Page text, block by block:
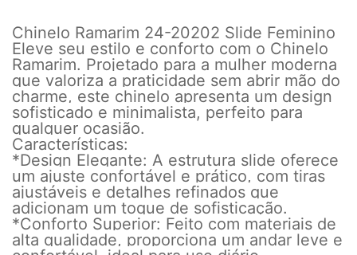
Chinelo Ramarim 24-20202 Slide Feminino
Eleve seu estilo e conforto com o Chinelo
Ramarim. Projetado para a mulher moderna
que valoriza a praticidade sem abrir mão do
charme, este chinelo apresenta um design
sofisticado e minimalista, perfeito para
qualquer ocasião.
Características:
*Design Elegante: A estrutura slide oferece
um ajuste confortável e prático, com tiras
ajustáveis e detalhes refinados que
adicionam um toque de sofisticação.
*Conforto Superior: Feito com materiais de
alta qualidade, proporciona um andar leve e